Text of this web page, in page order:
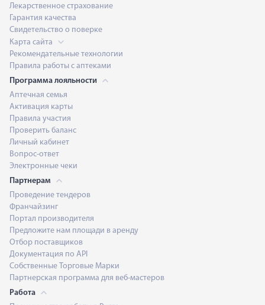
Лекарственное страхование
Гарантия качества
Свидетельство о поверке
Карта сайта
Рекомендательные технологии
Правила работы с аптеками
Программа лояльности
Аптечная семья
Активация карты
Правила участия
Проверить баланс
Личный кабинет
Вопрос-ответ
Электронные чеки
Партнерам
Проведение тендеров
Франчайзинг
Портал производителя
Предложите нам площади в аренду
Отбор поставщиков
Документация по API
Собственные Торговые Марки
Партнерская программа для веб-мастеров
Работа